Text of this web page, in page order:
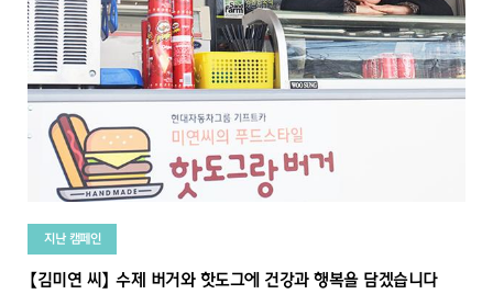
지난 캠페인
【김미연 씨】 수제 버거와 핫도그에 건강과 행복을 담겠습니다